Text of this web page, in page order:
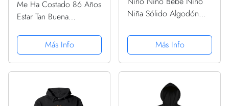
Me Ha Costado 86 Años
Estar Tan Buena
Sudadera con Capucha
Más Info
Niña Sólido Algodón
Camiseta Cuello
Redondo Tops
Pantalones Cortos
Conjunto Primavera
Verano Ropa Conjunto
de Ropa...
Más Info